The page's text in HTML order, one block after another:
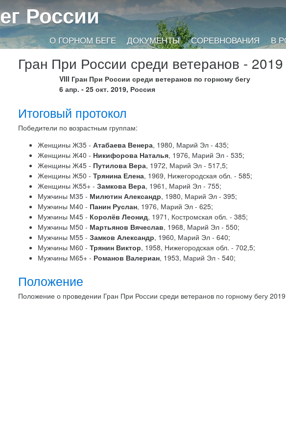
России
О ГОРНОМ БЕГЕ ДОКУМЕНТЫ СОРЕВНОВАНИЯ В
Гран При России среди ветеранов - 2019
VIII Гран При России среди ветеранов по горному бегу
6 апр. - 25 окт. 2019, Россия
Итоговый протокол
Победители по возрастным группам:
Женщины Ж35 -Атабаева Венера, 1980, Марий Эл - 435;
Женщины Ж40 - Никифорова Наталья, 1976, Марий Эл - 535;
Женщины Ж45 - Путилова Вера, 1972, Марий Эл - 517,5;
Женщины Ж50 -Трянина Елена, 1969, Нижегородская обл. - 585;
Женщины Ж55+ -Замкова Вера, 1961, Марий Эл - 755;
Мужчины М35 - Милютин Александр, 1980, Марий Эл - 395;
Мужчины М40 - Панин Руслан, 1976, Марий Эл - 625;
Мужчины М45 - Королёв Леонид, 1971, Костромская обл. - 385;
Мужчины М50 - Мартьянов Вячеслав, 1968, Марий Эл - 550;
Мужчины М55 -Замков Александр, 1960, Марий Эл - 640;
Мужчины М60 -Трянин Виктор, 1958, Нижегородская обл. - 702,5;
Мужчины М65+ - Романов Валериан, 1953, Марий Эл - 540;
Положение
Положение о проведении Гран При России среди ветеранов по горному бегу 2019